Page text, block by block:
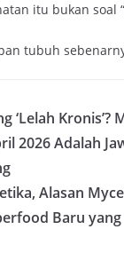
itu bukan soal
tubuh
‘Lelah Kronis’?
2026 Adalah
Alasan
Baru